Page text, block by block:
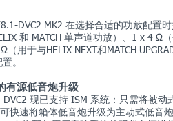
DVC2 MK2 在选择合适的功放配置
和 MATCH 单声道功放）、1 x 4 Ω
（用于与HELIX NEXT和MATCH
。
源低音炮升级
现已支持 ISM 系统：只需将被
快速将箱体低音炮升级为主动式低音